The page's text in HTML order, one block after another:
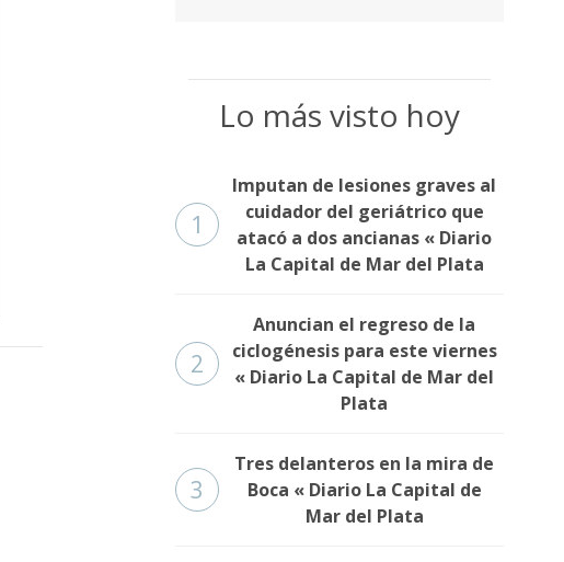
Lo más visto hoy
1
Imputan de lesiones graves al
cuidador del geriátrico que
atacó a dos ancianas « Diario
La Capital de Mar del Plata
2
Anuncian el regreso de la
ciclogénesis para este viernes
« Diario La Capital de Mar del
Plata
3
Tres delanteros en la mira de
Boca « Diario La Capital de
Mar del Plata